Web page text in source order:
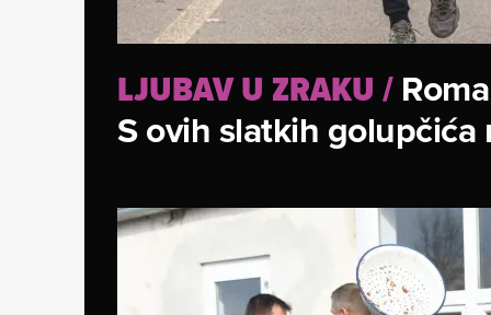
LJUBAV U ZRAKU/
S ovih slatkih